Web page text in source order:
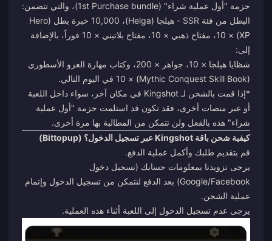
حزمة "أول عملية شراء" (1st Purchase bundle)، والتي تتضمن:
البطل من فئة SSR - هيلجا (Helga)، 10,000 خبرة بطل (Hero
XP) × 10، مفتاح ذهبي × 10، مفتاح بلاتيني × 10 فوراً، بالإضافة
إلى:
شظايا هيلجا × 10، جواهر × 200، وكتاب مهارة الغزو الأسطوري
(Mythic Conquest Skill Book) × 10 في اليوم التالي.
*إذا قمت بالشحن لـ Kingshot في مكان آخر، سواء داخل اللعبة
أو عبر منصات أخرى، فقد تكون قد استلمت حزمة "أول عملية
شراء" هذه بالفعل ولن تتمكن من المطالبة بها مرة أخرى.
كيفية شحن باقة Kingshot عبر تسجيل الدخول؟ (Bittopup)
قم بتقديم طلبك وأكمل عملية الدفع.
يرجى تزويدنا بمعلومات حسابك (تسجيل دخول
Google/Facebook) بعد الدفع لنتمكن من تسجيل الدخول وإتمام
عملية الشحن.
يرجى عدم تسجيل الدخول إلى اللعبة أثناء هذه العملية.